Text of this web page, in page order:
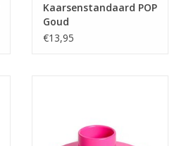
Kaarsenstandaard POP
Goud
€13,95